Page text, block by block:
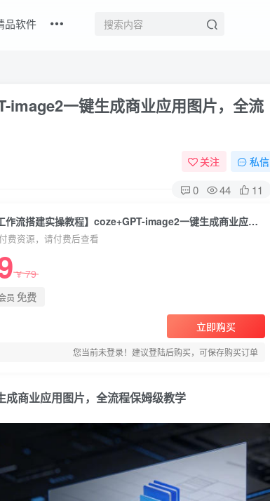
品软件
image2一键生成商业应用图片，全流
关注 私信
0 44 11
【Coze工作流搭建实操教程】coze+GPT-image2一键生成商业应用图片，全流程保姆级教学
费资源，请付费后查看
￥79
员 免费
立即购买
您当前未登录！建议登陆后购买，可保存购买订单
成商业应用图片，全流程保姆级教学